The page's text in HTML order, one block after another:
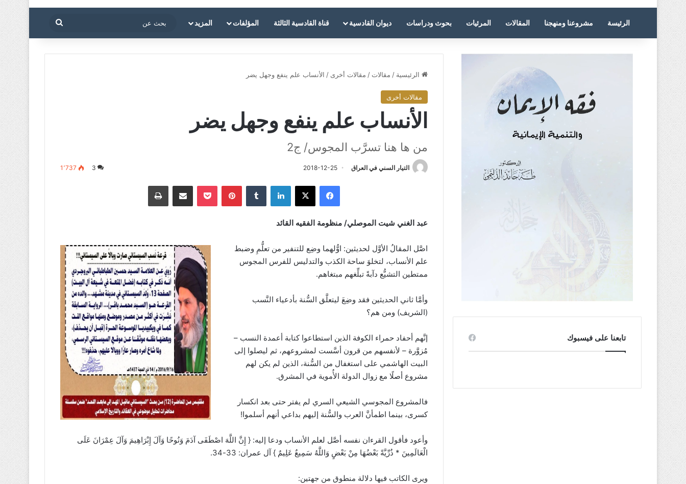
الرئيسة مشروعنا ومنهجنا المقالات المرئيات بحوث ودراسات ديوان القادسية قناة القادسية الثالثة المؤلفات المزيد
عن
الرئيسية / مقالات / مقالات أخرى / الأنساب علم ينفع وجهل يضر
مقالات أخرى
الأنساب علم ينفع وجهل يضر
من ها هنا تسرَّب المجوس/ ج2
التيار السني في العراق 2018-12-25
3 1٬737
فيسبوك لينكدإن بينتيريست
عبد الغني شيت الموصلي/ منظومة الفقيه القائد
اصَّل المقالُ الأوَّل لحديثين: اوُّلهما وضِع للتنفير من تعلُّمِ وضبط
علم الأنساب، لتخلوَ ساحة الكذب والتدليس للفرس المجوس
ممتطين التشيُّع دآبةً تبلِّغهم مبتغاهم.
وأمَّا ثاني الحديثين فقد وضِعَ ليتعلَّق السُّنة بأدعياء النَّسب
(الشريف) ومن هم؟
إنَّهم أحفاد حمراء الكوفة الذين استطاعوا كتابة أعمدة النسب –
مُزوَّرة – لأنفسهم من قرون أسَّست لمشروعهم، ثم ليصلوا إلى
البيت الهاشمي على استغفال من السُّنة، الذين لم يكن لهم
مشروع أصلًا مع زوال الدولة الأُموية في المشرق.
فالمشروع المجوسي الشيعي السري لم يفتر حتى بعد انكسار
كسرى، بينما اطمأنَّ العرب والسُّنة إليهم بداعي أنهم أسلموا!
وأعود فأقول القرءان نفسه أصَّل لعلم الأنساب ودعا إليه: { إِنَّ اللَّهَ اصْطَفَى آدَمَ وَنُوحًا وَآلَ إِبْرَاهِيمَ وَآلَ عِمْرَانَ عَلَى
الْعَالَمِينَ * ذُرِّيَّةً بَعْضُهَا مِنْ بَعْضٍ وَاللَّهُ سَمِيعٌ عَلِيمٌ } آل عمران: 33-34.
ويرى الكاتب فيها دلالة منطوق من جهتين:
تابعنا على فيسبوك